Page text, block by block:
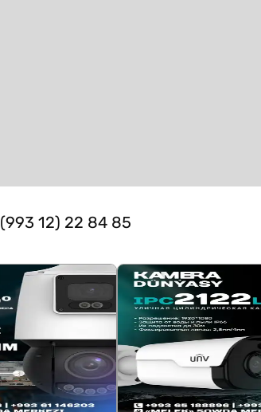
(993 12) 22 84 85